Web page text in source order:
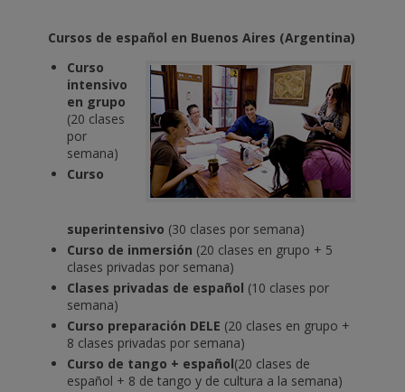
Cursos de español en Buenos Aires (Argentina)
Curso
intensivo
en grupo
(20 clases
por
semana)
Curso
superintensivo (30 clases por semana)
Curso de inmersión (20 clases en grupo + 5
clases privadas por semana)
Clases privadas de español (10 clases por
semana)
Curso preparación DELE (20 clases en grupo +
8 clases privadas por semana)
Curso de tango + español(20 clases de
español + 8 de tango y de cultura a la semana)